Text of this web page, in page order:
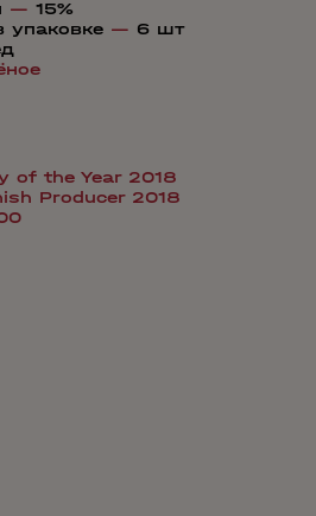
— 15%
упаковке — 6 шт
of the Year 2018
Producer 2018